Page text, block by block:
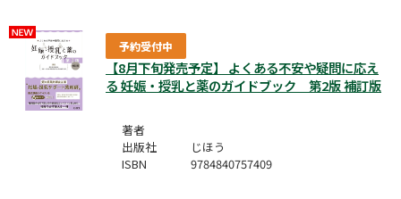
予約受付中
【8月下旬発売予定】 よくある不安や疑問に応え
る 妊娠・授乳と薬のガイドブック 第2版 補訂版
著者
出版社
じほう
ISBN
9784840757409